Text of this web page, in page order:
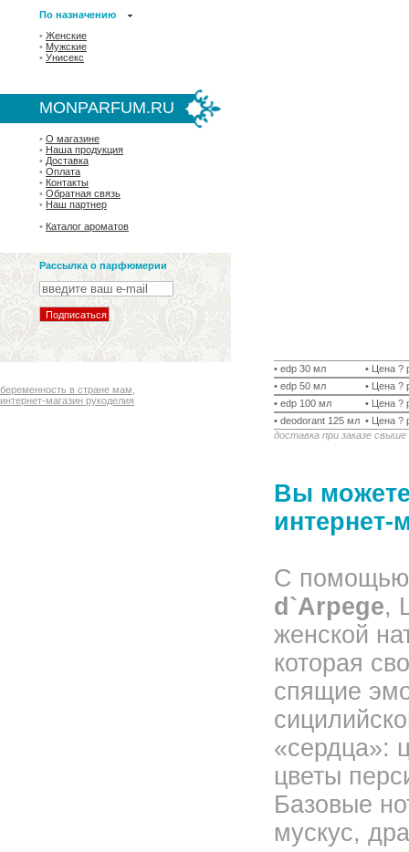
По назначению
• Женские
• Мужские
• Унисекс
MONPARFUM.RU
• О магазине
• Наша продукция
• Доставка
• Оплата
• Контакты
• Обратная связь
• Наш партнер
• Каталог ароматов
Рассылка о парфюмерии
беременность в стране мам
интернет-магазин рукоделия
• edp 30 мл
• Цена ?
• edp 50 мл
• Цена ?
• edp 100 мл
• Цена ?
• deodorant 125 мл • Цена ?
доставка при заказе свыше
Вы
интернет-
С помощью
d`Arpege,
женской
которая
спящие
«сердца»:
цветы
Базовые
мускус,